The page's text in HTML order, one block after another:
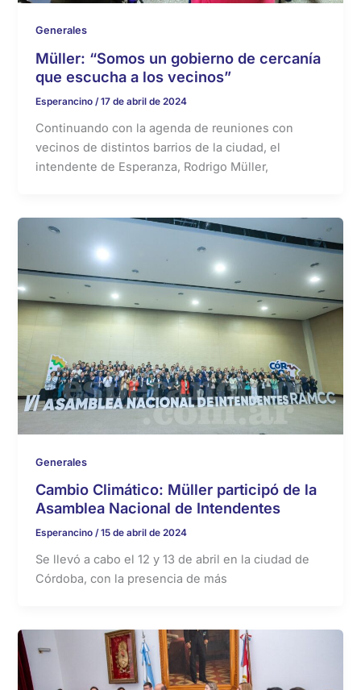
Generales
Müller: “Somos un gobierno de cercanía
que escucha a los vecinos”
Esperancino/17 de abril de 2024
Continuando con la agenda de reuniones con
vecinos de distintos barrios de la ciudad, el
intendente de Esperanza, Rodrigo Müller,
Generales
Cambio Climático: Müller participó de la
Asamblea Nacional de Intendentes
Esperancino/15 de abril de 2024
Se llevó a cabo el 12 y 13 de abril en la ciudad de
Córdoba, con la presencia de más